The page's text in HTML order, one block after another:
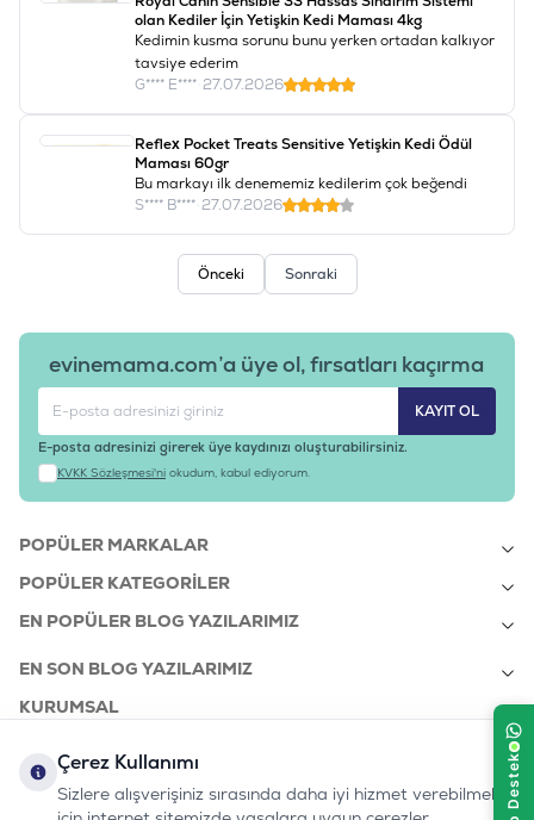
olan Kediler İçin Yetişkin Kedi Maması 4kg
Kedimin kusma sorunu bunu yerken ortadan kalkıyor
tavsiye ederim
G**** E**** 27.07.2026
Reflex Pocket Treats Sensitive Yetişkin Kedi Ödül
Maması 60gr
Bu markayı ilk denememiz kedilerim çok beğendi
S**** B**** 27.07.2026
Önceki Sonraki
evinemama.com’a üye ol, fırsatları kaçırma
KAYIT OL
E-posta adresinizi girerek üye kaydınızı oluşturabilirsiniz.
KVKK Sözleşmesi'ni okudum, kabul ediyorum.
POPÜLER MARKALAR
POPÜLER KATEGORILER
EN POPÜLER BLOG YAZILARIMIZ
EN SON BLOG YAZILARIMIZ
KURUMSAL
bizi takip edin:
0232 7000 212
%100 MUTLU
Çerez Kullanımı
Sizlere alışverişiniz sırasında daha iyi hizmet verebilmek